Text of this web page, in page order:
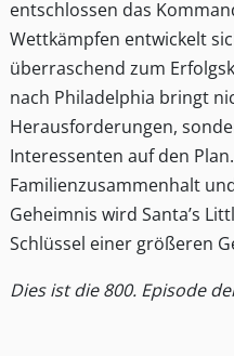
entschlossen das
Wettkämpfen entwickelt
überraschend zum
nach Philadelphia bringt
Herausforderungen,
Interessenten auf den
Familienzusammenhalt
Geheimnis wird Santa’s
Schlüssel einer größeren
Dies ist die 800. Episode